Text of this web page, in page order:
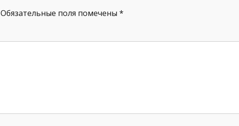
Обязательные поля помечены *